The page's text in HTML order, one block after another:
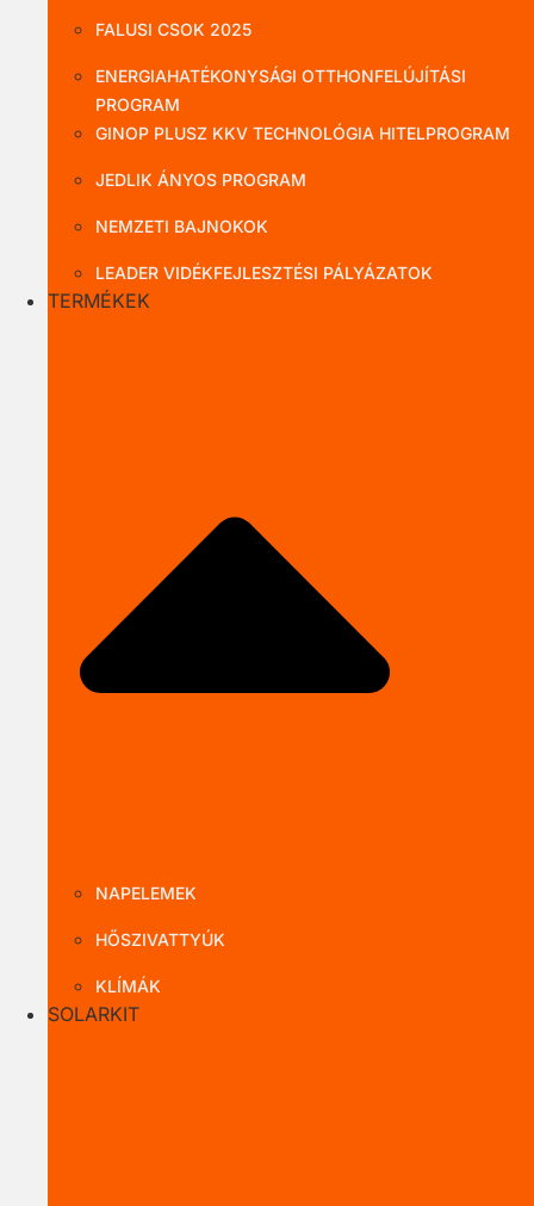
FALUSI CSOK 2025
ENERGIAHATÉKONYSÁGI OTTHONFELÚJÍTÁSI
PROGRAM
GINOP PLUSZ KKV TECHNOLÓGIA HITELPROGRAM
JEDLIK ÁNYOS PROGRAM
NEMZETI BAJNOKOK
LEADER VIDÉKFEJLESZTÉSI PÁLYÁZATOK
TERMÉKEK
NAPELEMEK
HŐSZIVATTYÚK
KLÍMÁK
SOLARKIT